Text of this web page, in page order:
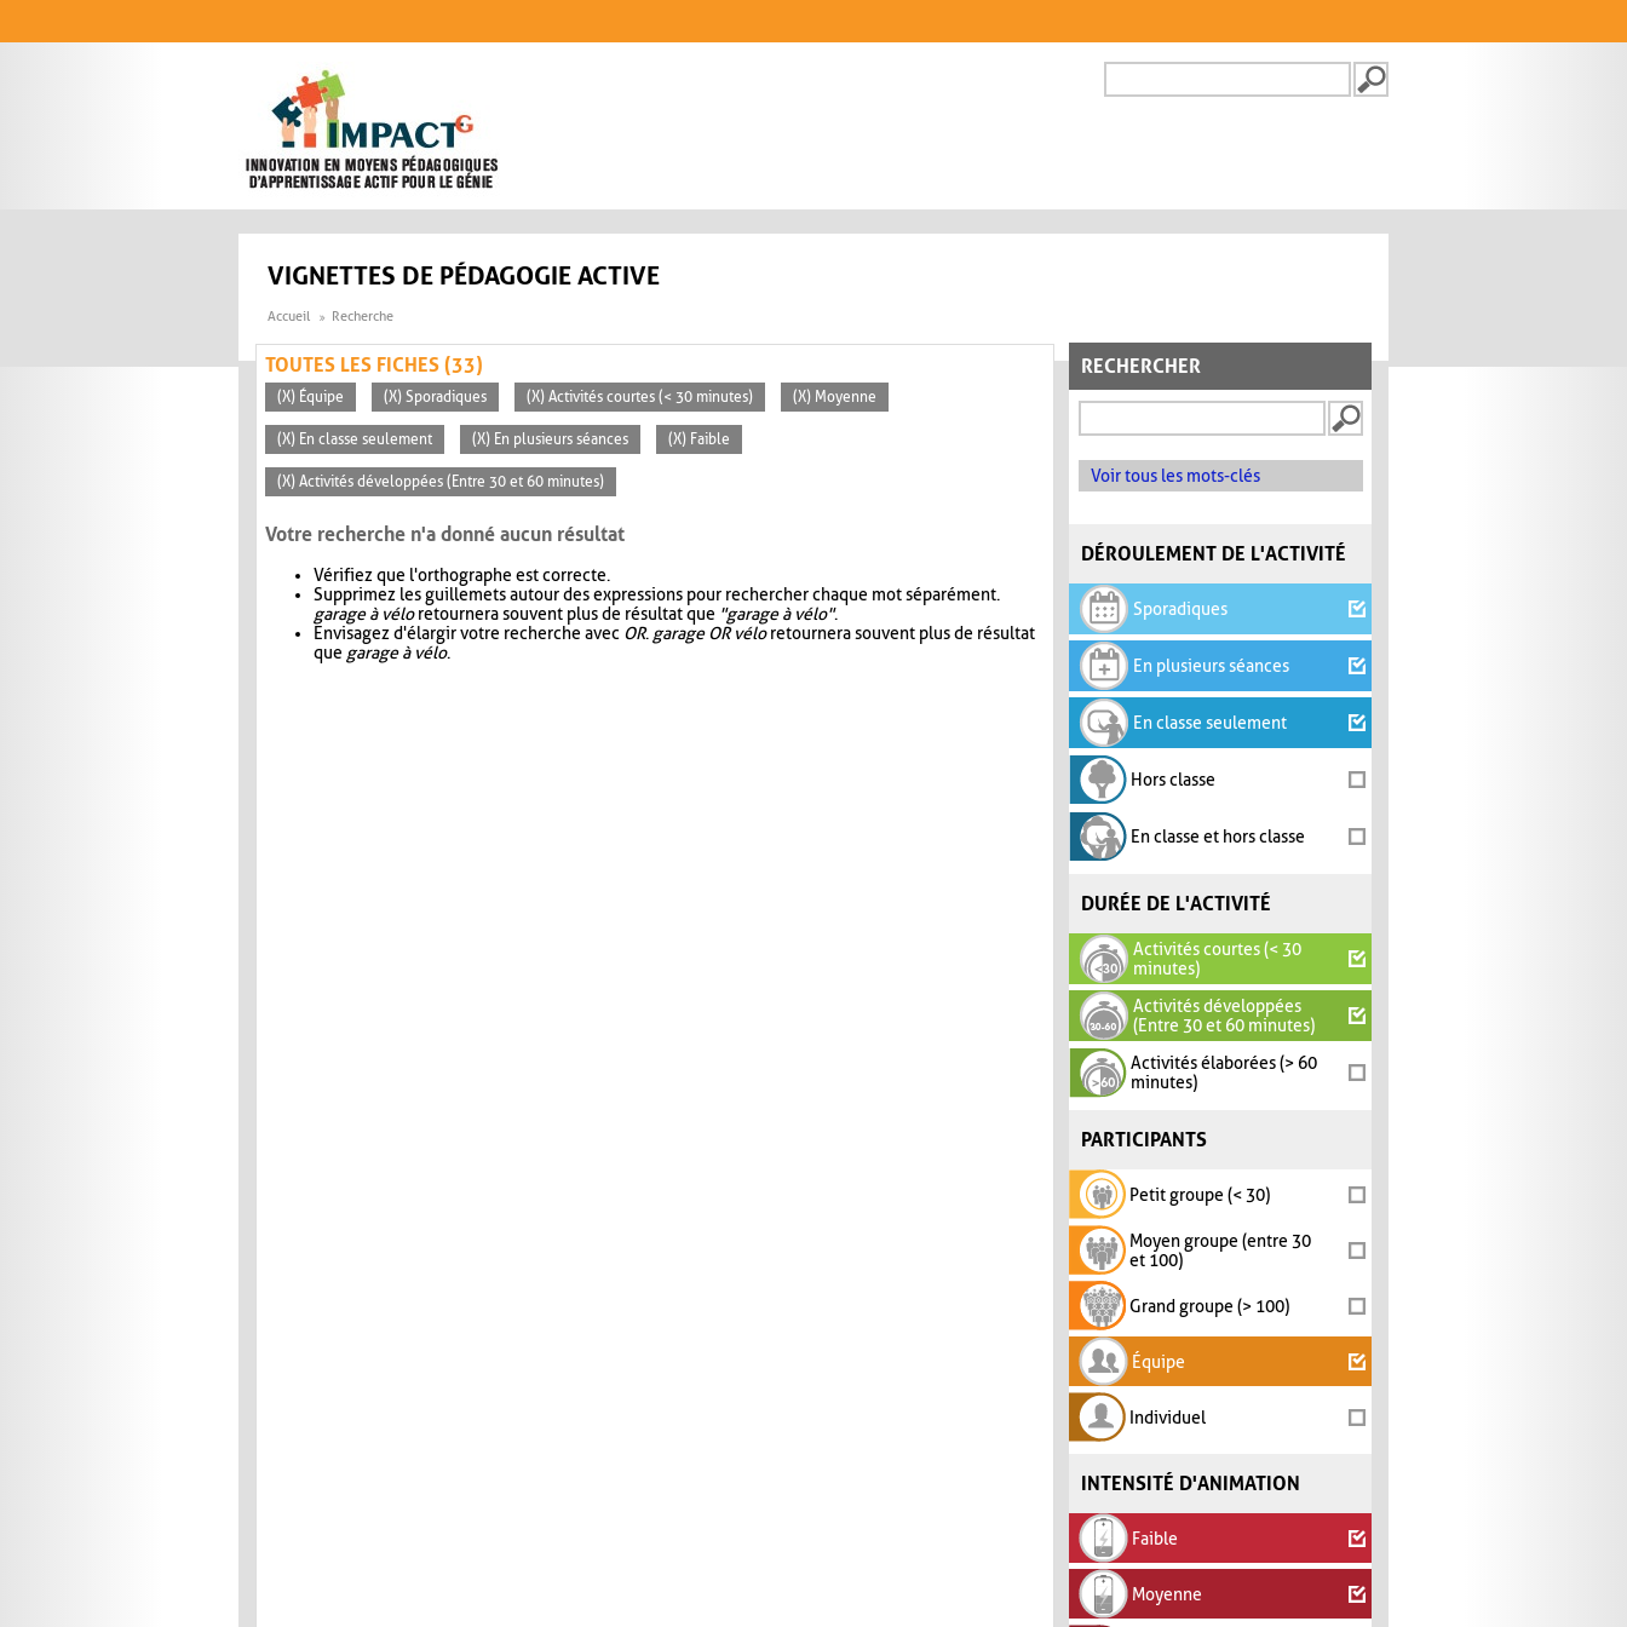
FORMULAIRE DE
VIGNETTES DE PÉDAGOGIE ACTIVE
Accueil Recherche
RECHERCHER
Voir tous les mots-clés
DÉROULEMENT DE L'ACTIVITÉ
Sporadiques
En plusieurs séances
En classe seulement
Hors classe
En classe et hors classe
DURÉE DE L'ACTIVITÉ
Activités courtes (< 30
minutes)
Activités développées
(Entre 30 et 60 minutes)
Activités élaborées (> 60
minutes)
PARTICIPANTS
Petit groupe (< 30)
Moyen groupe (entre 30
et 100)
Grand groupe (> 100)
Équipe
Individuel
INTENSITÉ D'ANIMATION
Faible
Moyenne
TOUTES LES FICHES (33)
(X) Équipe (X) Sporadiques (X) Activités courtes (< 30 minutes) (X) Moyenne
(X) En classe seulement (X) En plusieurs séances (X) Faible
(X) Activités développées (Entre 30 et 60 minutes)
Votre recherche n'a donné aucun résultat
Vérifiez que l'orthographe est correcte.
Supprimez les guillemets autour des expressions pour rechercher chaque mot séparément.
garage à véloretournera souvent plus de résultat que "garage à vélo".
Envisagez d'élargir votre recherche avec OR. garage OR véloretournera souvent plus de résultat
que garage à vélo.